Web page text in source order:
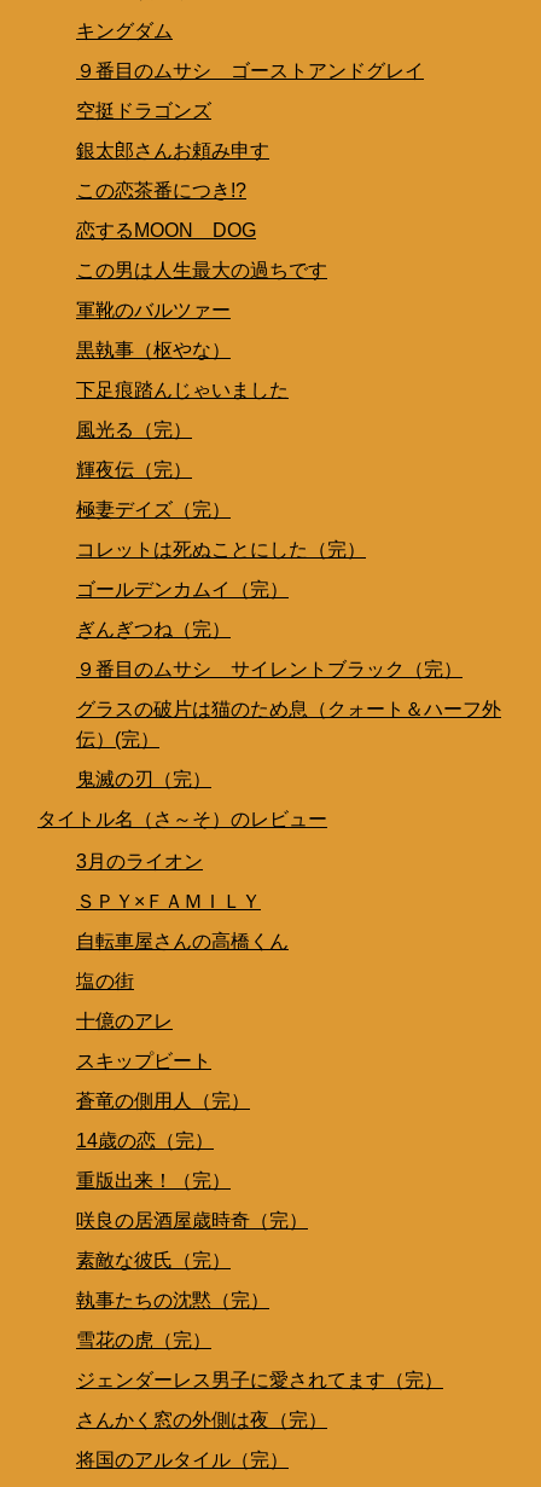
キングダム
９番目のムサシ ゴーストアンドグレイ
空挺ドラゴンズ
銀太郎さんお頼み申す
この恋茶番につき!?
恋するMOON DOG
この男は人生最大の過ちです
軍靴のバルツァー
黒執事（枢やな）
下足痕踏んじゃいました
風光る（完）
輝夜伝（完）
極妻デイズ（完）
コレットは死ぬことにした（完）
ゴールデンカムイ（完）
ぎんぎつね（完）
９番目のムサシ サイレントブラック（完）
グラスの破片は猫のため息（クォート＆ハーフ外
伝）(完）
鬼滅の刃（完）
タイトル名（さ～そ）のレビュー
3月のライオン
ＳＰＹ×ＦＡＭＩＬＹ
自転車屋さんの高橋くん
塩の街
十億のアレ
スキップビート
蒼竜の側用人（完）
14歳の恋（完）
重版出来！（完）
咲良の居酒屋歳時奇（完）
素敵な彼氏（完）
執事たちの沈黙（完）
雪花の虎（完）
ジェンダーレス男子に愛されてます（完）
さんかく窓の外側は夜（完）
将国のアルタイル（完）